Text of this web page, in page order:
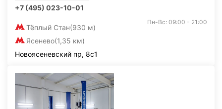
+7 (495) 023-10-01
Тёплый Стан(930 м)
Ясенево(1,35 км)
Пн-Вс: 09:00 - 21:00
Новоясеневский пр, 8с1